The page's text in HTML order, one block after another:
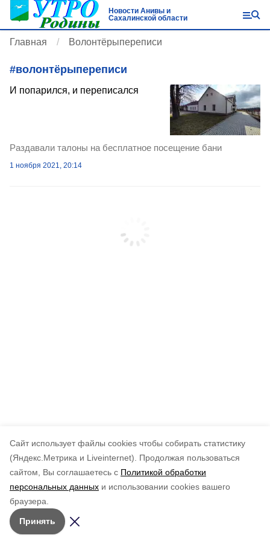
Cайт использует файлы cookies чтобы собирать статистику
(Яндекс.Метрика и Liveinternet).
Продолжая пользоваться
сайтом, Вы соглашаетесь с Политикой обработки
персональных данных и использовании cookies вашего
браузера.
Принять
Новости Анивы и
Сахалинской области
Главная Волонтёрыпереписи
#волонтёрыпереписи
И попарился, и переписался
Раздавали талоны на бесплатное посещение бани
1 ноября 2021, 20:14